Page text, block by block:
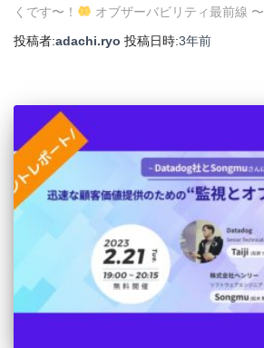
くです〜！
オブザーバビリティ最前線 〜
投稿者:adachi.ryo 投稿日時:3年前